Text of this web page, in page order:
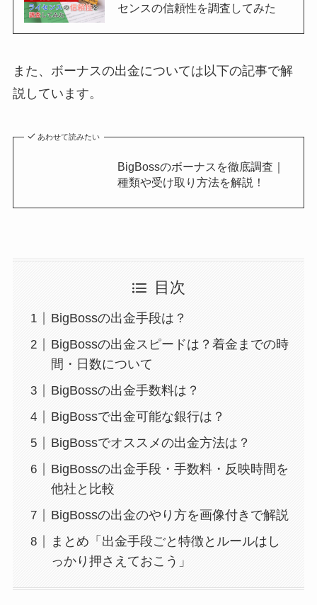
センスの信頼性を調査してみた
また、ボーナスの出金については以下の記事で解
説しています。
あわせて読みたい
BigBossのボーナスを徹底調査｜
種類や受け取り方法を解説！
目次
BigBossの出金手段は？
BigBossの出金スピードは？着金までの時
間・日数について
BigBossの出金手数料は？
BigBossで出金可能な銀行は？
BigBossでオススメの出金方法は？
BigBossの出金手段・手数料・反映時間を
他社と比較
BigBossの出金のやり方を画像付きで解説
まとめ「出金手段ごと特徴とルールはし
っかり押さえておこう」